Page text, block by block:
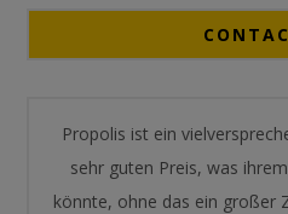
Propolis ist ein
sehr guten Preis, was
könnte, ohne das ein großer